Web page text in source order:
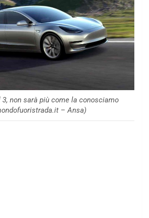
3, non sarà più come la conosciamo
– Ansa)